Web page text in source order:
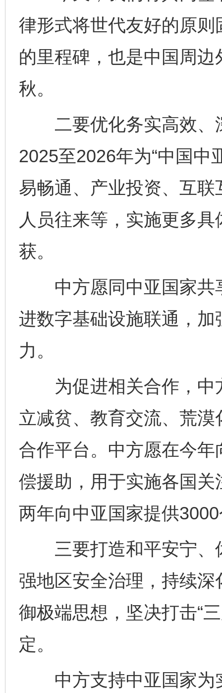
律形式将世代友好的原
的里程碑，也是中国周
秋。
二要优化务实高效、
2025至2026年为“中国中
易畅通、产业投资、互
人员往来等，实施更多
获。
中方愿同中亚国家共
进数字基础设施联通，
力。
为促进相关合作，中
立减贫、教育交流、荒
合作平台。中方愿在今
偿援助，用于实施各国
两年向中亚国家提供
三要打造和平安宁、
强地区安全治理，持续
御极端思想，坚决打击“
定。
中方支持中亚国家为